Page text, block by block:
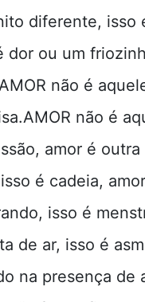
diferente, isso
dor ou um
não é
não é
amor é outra
é cadeia,
isso é
de ar, isso é
na presença de